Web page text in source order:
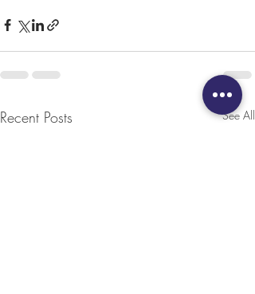
Recent Posts See All